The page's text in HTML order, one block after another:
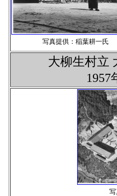
写真提供：稲葉耕一氏
大柳生村
1957